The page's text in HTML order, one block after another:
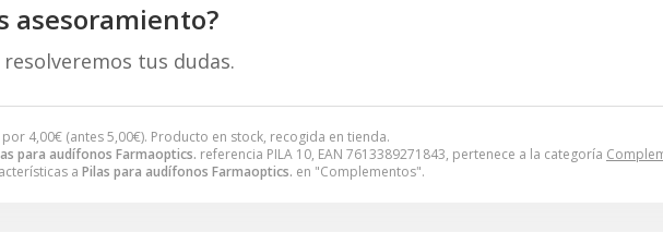
por 4,00€ (antes5,00€). Producto en stock, recogida en tienda.
para audífonos Farmaoptics. referencia PILA 10, EAN 7613389271843, pertenece a la categoría
a Pilas para audífonos Farmaoptics. en "Complementos".
asesoramiento?
tus dudas.